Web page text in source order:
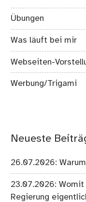
Übungen
Was läuft bei mir
Webseiten-
Werbung/Trigami
Neueste
26.07.2026:
23.07.2026:
Regierung